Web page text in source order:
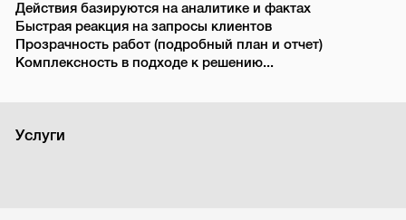
Действия базируются на аналитике и фактах
Быстрая реакция на запросы клиентов
Прозрачность работ (подробный план и отчет)
Комплексность в подходе к решению...
Услуги